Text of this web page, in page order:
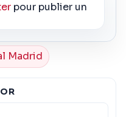
pour publier un
Madrid